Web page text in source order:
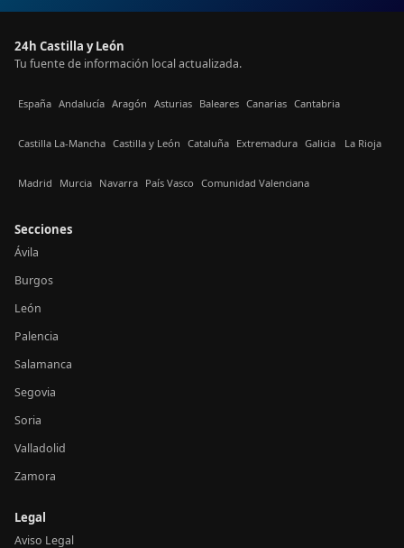
24h Castilla y León
Tu fuente de información local actualizada.
España Andalucía Aragón Asturias Baleares Canarias Cantabria
Castilla La-Mancha Castilla y León Cataluña Extremadura Galicia La Rioja
Madrid Murcia Navarra País Vasco Comunidad Valenciana
Secciones
Ávila
Burgos
León
Palencia
Salamanca
Segovia
Soria
Valladolid
Zamora
Legal
Aviso Legal